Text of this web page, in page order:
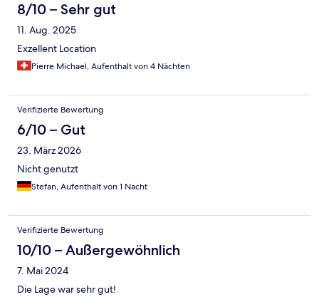
8/10 – Sehr gut
11. Aug. 2025
Exzellent Location
Pierre Michael, Aufenthalt von 4 Nächten
Verifizierte Bewertung
6/10 – Gut
23. März 2026
Nicht genutzt
Stefan, Aufenthalt von 1 Nacht
Verifizierte Bewertung
10/10 – Außergewöhnlich
7. Mai 2024
Die Lage war sehr gut!